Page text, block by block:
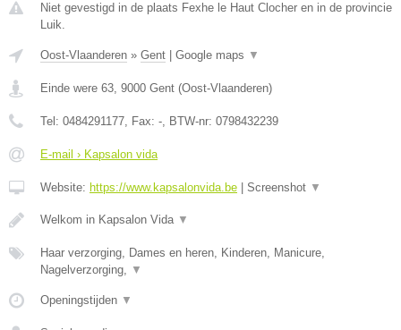
Niet gevestigd in de plaats Fexhe le Haut Clocher en in de provincie
Luik.
Oost-Vlaanderen » Gent Google maps ▼
Einde were 63, 9000 Gent (Oost-Vlaanderen)
Tel: 0484291177, Fax: -, BTW-nr: 0798432239
E-mail › Kapsalon vida
Website: https://www.kapsalonvida.be Screenshot ▼
Welkom in Kapsalon Vida ▼
Haar verzorging, Dames en heren, Kinderen, Manicure,
Nagelverzorging, ▼
Openingstijden ▼